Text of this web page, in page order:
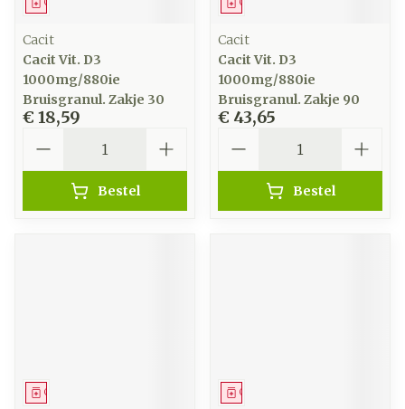
Cacit
Cacit Vit. D3
1000mg/880ie
Bruisgranul. Zakje 30
€ 18,59
Bestel
Cacit
Cacit Vit. D3
1000mg/880ie
Bruisgranul. Zakje 90
€ 43,65
Bestel
Geneesmiddel Geneesmiddel